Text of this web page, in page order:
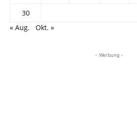
30
« Aug.
Okt. »
- Werbung -